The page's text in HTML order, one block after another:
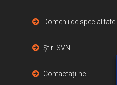
Domenii de specialitate
Știri SVN
Contactați-ne